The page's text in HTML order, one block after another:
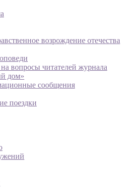
возрождение отечества
вопросы читателей журнала
дом»
сообщения
поездки